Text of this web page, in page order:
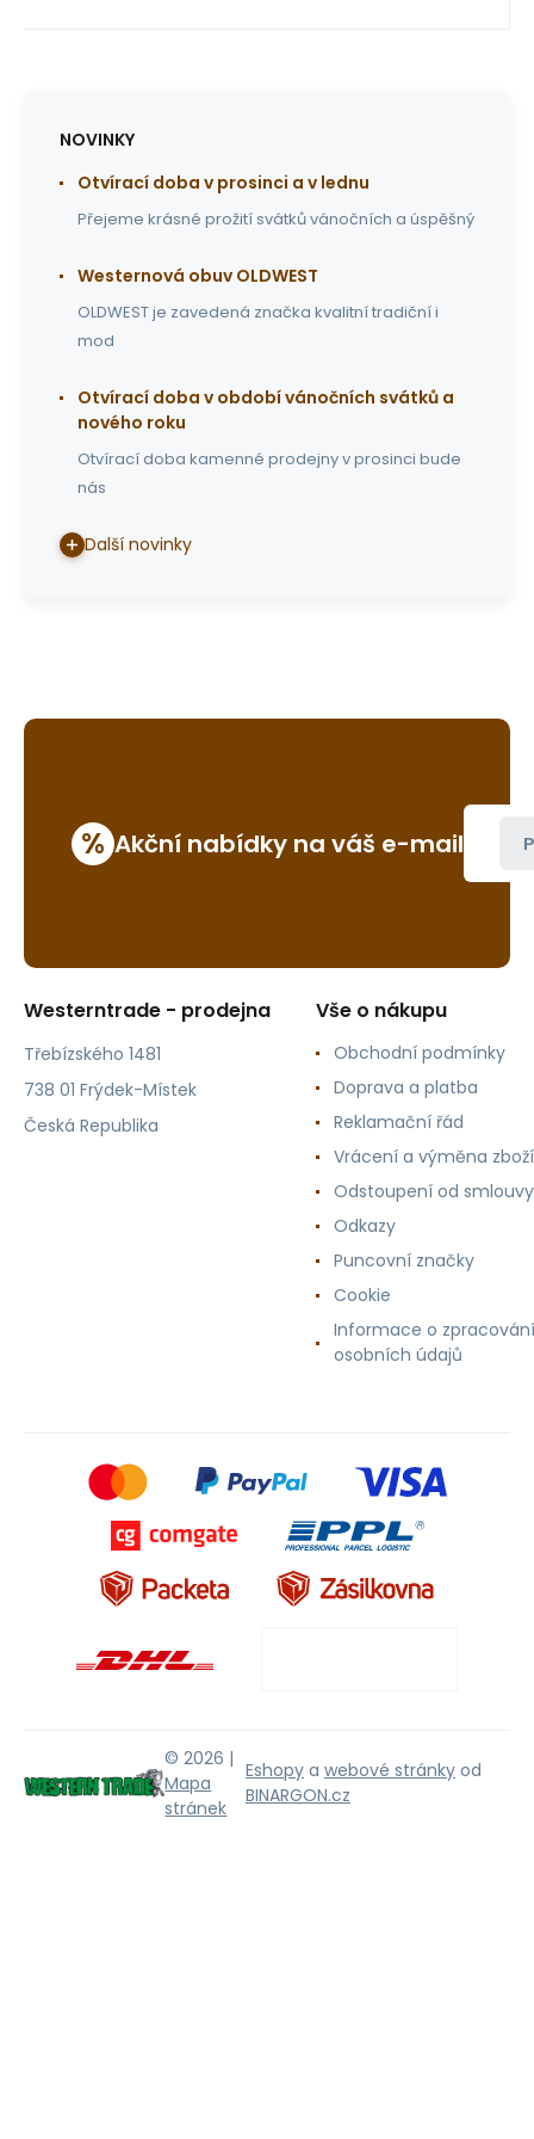
NOVINKY
Otvírací doba v prosinci a v lednu
Přejeme krásné prožití svátků vánočních a úspěšný
Westernová obuv OLDWEST
OLDWEST je zavedená značka kvalitní tradiční i
mod
Otvírací doba v období vánočních svátků a
nového roku
Otvírací doba kamenné prodejny v prosinci bude
nás
Další novinky
% Akční nabídky na váš e-mail
Westerntrade - prodejna
Třebízského 1481
738 01 Frýdek-Místek
Česká Republika
Vše o nákupu
Obchodní podmínky
Doprava a platba
Reklamační řád
Vrácení a výměna zboží
Odstoupení od smlouvy
Odkazy
Puncovní značky
Cookie
Informace o zpracování
osobních údajů
© 2026 |
Mapa
stránek
Eshopy a webové stránky od
BINARGON.cz